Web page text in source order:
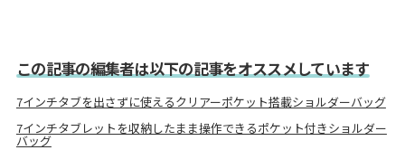
この記事の編集者は以下の記事をオススメしています
7インチタブを出さずに使えるクリアーポケット搭載ショルダーバッグ
7インチタブレットを収納したまま操作できるポケット付きショルダー
バッグ